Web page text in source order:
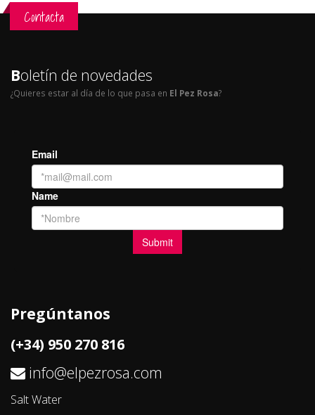
Contacta
Boletín de novedades
¿Quieres estar al día de lo que pasa en El Pez Rosa?
Pregúntanos
(+34) 950 270 816
info@elpezrosa.com
Salt Water